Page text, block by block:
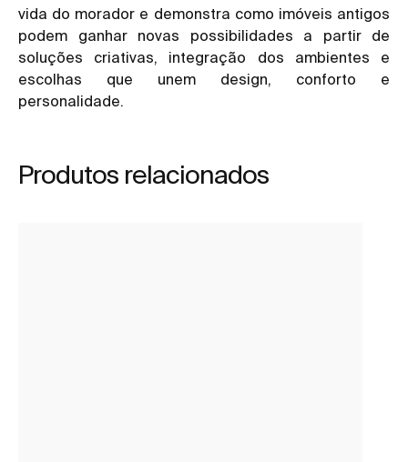
vida do morador e demonstra como imóveis antigos
podem ganhar novas possibilidades a partir de
soluções criativas, integração dos ambientes e
escolhas que unem design, conforto e
personalidade.
Produtos relacionados